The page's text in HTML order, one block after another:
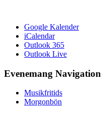
Google Kalender
iCalendar
Outlook 365
Outlook Live
Evenemang Navigation
Musikfritids
Morgonbön